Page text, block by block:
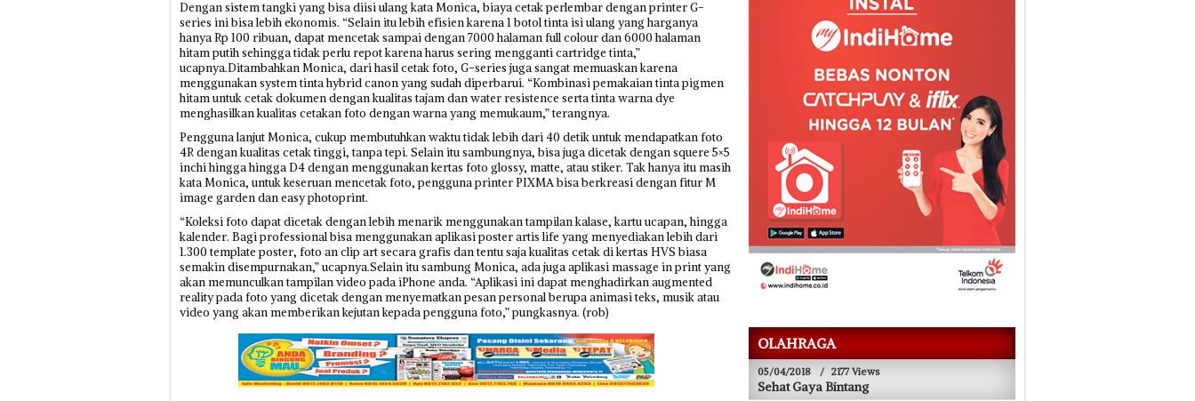
Dengan sistem tangki yang bisa diisi ulang kata Monica, biaya cetak perlembar dengan printer G-
series ini bisa lebih ekonomis. “Selain itu lebih efisien karena 1 botol tinta isi ulang yang harganya
hanya Rp 100 ribuan, dapat mencetak sampai dengan 7000 halaman full colour dan 6000 halaman
hitam putih sehingga tidak perlu repot karena harus sering mengganti cartridge tinta,”
ucapnya.Ditambahkan Monica, dari hasil cetak foto, G-series juga sangat memuaskan karena
menggunakan system tinta hybrid canon yang sudah diperbarui. “Kombinasi pemakaian tinta pigmen
hitam untuk cetak dokumen dengan kualitas tajam dan water resistence serta tinta warna dye
menghasilkan kualitas cetakan foto dengan warna yang memukaum,” terangnya.
Pengguna lanjut Monica, cukup membutuhkan waktu tidak lebih dari 40 detik untuk mendapatkan foto
4R dengan kualitas cetak tinggi, tanpa tepi. Selain itu sambungnya, bisa juga dicetak dengan squere 5×5
inchi hingga hingga D4 dengan menggunakan kertas foto glossy, matte, atau stiker. Tak hanya itu masih
kata Monica, untuk keseruan mencetak foto, pengguna printer PIXMA bisa berkreasi dengan fitur M
image garden dan easy photoprint.
“Koleksi foto dapat dicetak dengan lebih menarik menggunakan tampilan kalase, kartu ucapan, hingga
kalender. Bagi professional bisa menggunakan aplikasi poster artis life yang menyediakan lebih dari
1.300 template poster, foto an clip art secara grafis dan tentu saja kualitas cetak di kertas HVS biasa
semakin disempurnakan,” ucapnya.Selain itu sambung Monica, ada juga aplikasi massage in print yang
akan memunculkan tampilan video pada iPhone anda. “Aplikasi ini dapat menghadirkan augmented
reality pada foto yang dicetak dengan menyematkan pesan personal berupa animasi teks, musik atau
video yang akan memberikan kejutan kepada pengguna foto,” pungkasnya. (rob)
OLAHRAGA
05/04/2018 / 2177 Views
Sehat Gaya Bintang